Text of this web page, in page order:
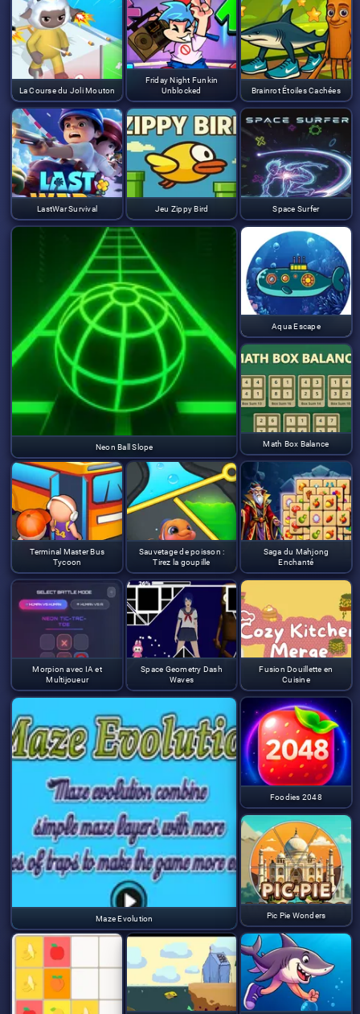
La Course du Joli Mouton
Friday Night Funkin
Unblocked
Brainrot Étoiles Cachées
LastWar Survival Jeu Zippy Bird Space Surfer
Neon Ball Slope
Aqua Escape
Math Box Balance
Terminal Master Bus
Tycoon
Sauvetage de poisson :
Tirez la goupille
Saga du Mahjong
Enchanté
Morpion avec IA et
Multijoueur
Space Geometry Dash
Waves
Maze Evolution
Fusion Douillette en
Cuisine
Foodies 2048
Pic Pie Wonders